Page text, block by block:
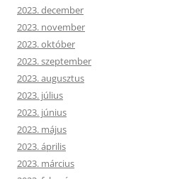
2023. december
2023. november
2023. október
2023. szeptember
2023. augusztus
2023. július
2023. június
2023. május
2023. április
2023. március